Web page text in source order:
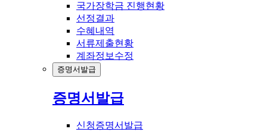
국가장학금 진행현황
선정결과
수혜내역
서류제출현황
계좌정보수정
증명서발급
증명서발급
신청증명서발급